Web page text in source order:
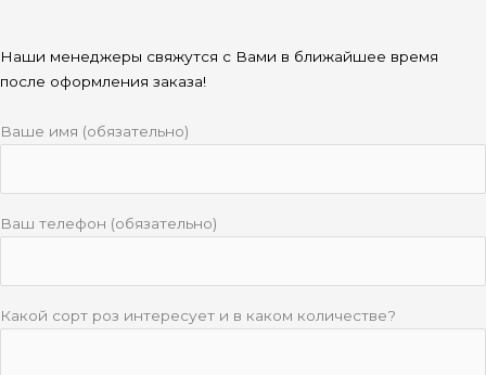
Наши менеджеры свяжутся с Вами в ближайшее время
после оформления заказа!
Ваше имя (обязательно)
Ваш телефон (обязательно)
Какой сорт роз интересует и в каком количестве?